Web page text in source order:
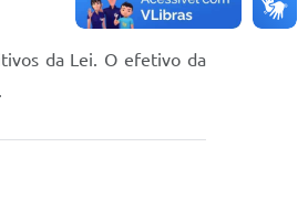
da Lei. O efetivo da